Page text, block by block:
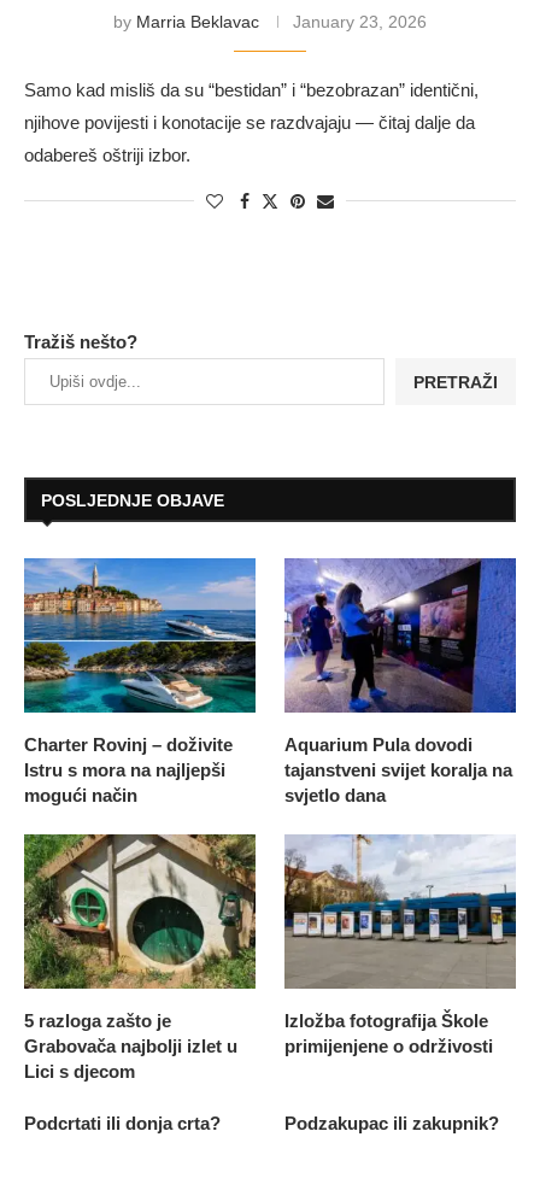
by Marria Beklavac January 23, 2026
Samo kad misliš da su “bestidan” i “bezobrazan” identični,
njihove povijesti i konotacije se razdvajaju — čitaj dalje da
odabereš oštriji izbor.
Tražiš nešto?
PRETRAŽI
POSLJEDNJE OBJAVE
Charter Rovinj – doživite
Istru s mora na najljepši
mogući način
Aquarium Pula dovodi
tajanstveni svijet koralja na
svjetlo dana
5 razloga zašto je
Grabovača najbolji izlet u
Lici s djecom
Izložba fotografija Škole
primijenjene o održivosti
Podcrtati ili donja crta? Podzakupac ili zakupnik?